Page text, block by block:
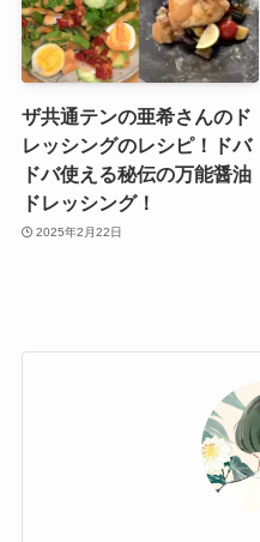
ザ共通テンの亜希さんのド
レッシングのレシピ！ドバ
ドバ使える秘伝の万能醤油
ドレッシング！
2025年2月22日